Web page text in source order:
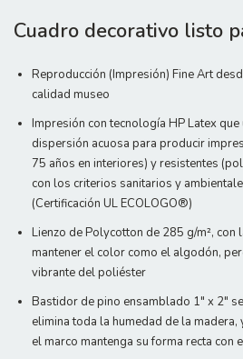
Cuadro decorativo listo
Reproducción (Impresión) Fine Art
calidad museo
Impresión con tecnología HP Latex
dispersión acuosa para producir
75 años en interiores) y resistentes
con los criterios sanitarios y
(Certificación UL ECOLOGO®)
Lienzo de Polycotton de 285 g/m²,
mantener el color como el algodón,
vibrante del poliéster
Bastidor de pino ensamblado 1" x 2"
elimina toda la humedad de la
el marco mantenga su forma recta con